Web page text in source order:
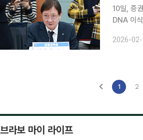
10일, 증
DNA 이식혁신기업 발
공정거래
2026-
1 2
브라보 마이 라이프